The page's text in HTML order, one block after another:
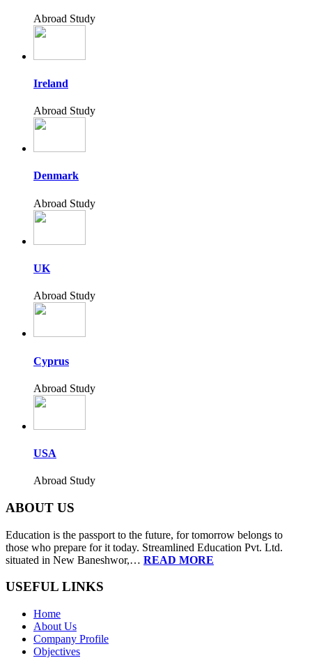
Abroad Study
Ireland
Abroad Study
Denmark
Abroad Study
UK
Abroad Study
Cyprus
Abroad Study
USA
Abroad Study
ABOUT US
Education is the passport to the future, for tomorrow belongs to
those who prepare for it today. Streamlined Education Pvt. Ltd.
situated in New Baneshwor,… READ MORE
USEFUL LINKS
Home
About Us
Company Profile
Objectives